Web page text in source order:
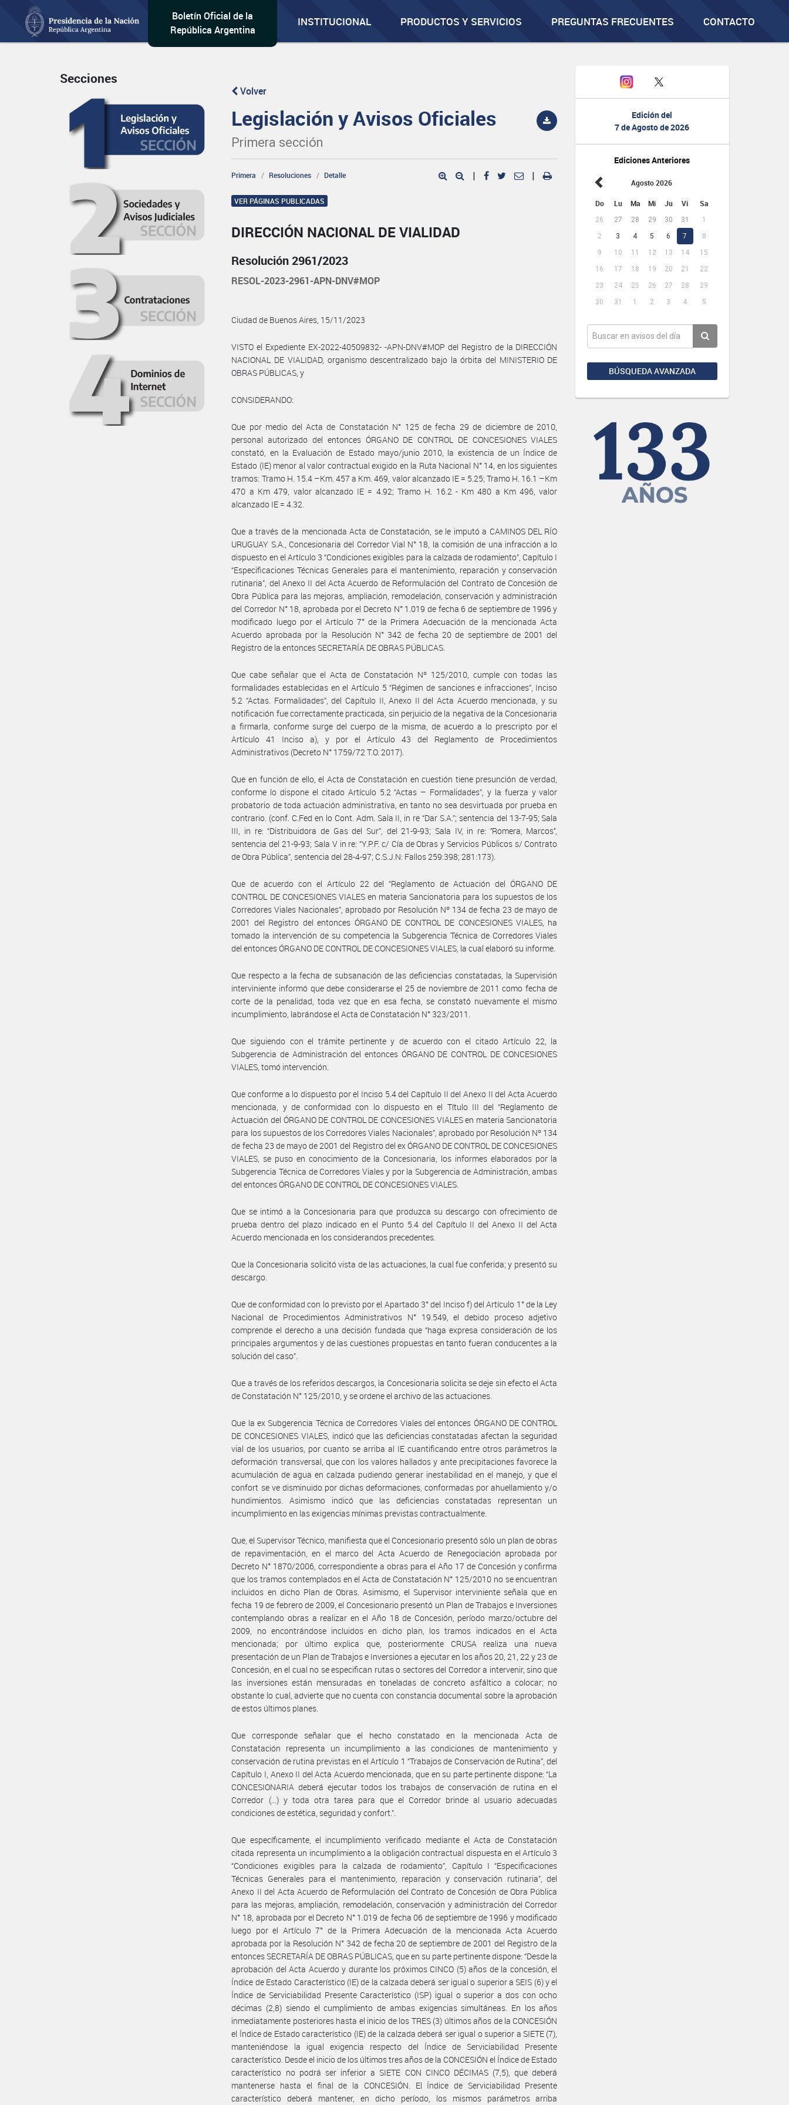
Boletín Oficial de la
República Argentina
INSTITUCIONAL PRODUCTOS Y SERVICIOS PREGUNTAS FRECUENTES CONTACTO
Edición del
7 de Agosto de 2026
Ediciones Anteriores
Agosto 2026
Do Lu Ma Mi Ju Vi Sa
26 27 28 29 30 31
1
2
3 4 5 6 7
8
9
10 11 12 13 14
15
16
17 18 19 20 21
22
23
24 25 26 27 28
29
30
31 1 2 3 4 5
BÚSQUEDA AVANZADA
Secciones
Volver
Legislación y Avisos Oficiales
Primera sección
Primera Resoluciones Detalle | |
VER PÁGINAS PUBLICADAS
DIRECCIÓN NACIONAL DE VIALIDAD
Resolución 2961/2023
RESOL-2023-2961-APN-DNV#MOP
Ciudad de Buenos Aires, 15/11/2023
VISTO el Expediente EX-2022-40509832- -APN-DNV#MOP del Registro de la DIRECCIÓN
NACIONAL DE VIALIDAD, organismo descentralizado bajo la órbita del MINISTERIO DE
OBRAS PÚBLICAS, y
CONSIDERANDO:
Que por medio del Acta de Constatación N° 125 de fecha 29 de diciembre de 2010,
personal autorizado del entonces ÓRGANO DE CONTROL DE CONCESIONES VIALES
constató, en la Evaluación de Estado mayo/junio 2010, la existencia de un Índice de
Estado (IE) menor al valor contractual exigido en la Ruta Nacional N° 14, en los siguientes
tramos: Tramo H. 15.4 –Km. 457 a Km. 469, valor alcanzado IE = 5.25; Tramo H. 16.1 –Km
470 a Km 479, valor alcanzado IE = 4.92; Tramo H. 16.2 - Km 480 a Km 496, valor
alcanzado IE = 4.32.
Que a través de la mencionada Acta de Constatación, se le imputó a CAMINOS DEL RÍO
URUGUAY S.A., Concesionaria del Corredor Vial N° 18, la comisión de una infracción a lo
dispuesto en el Artículo 3 “Condiciones exigibles para la calzada de rodamiento”, Capítulo I
“Especificaciones Técnicas Generales para el mantenimiento, reparación y conservación
rutinaria”, del Anexo II del Acta Acuerdo de Reformulación del Contrato de Concesión de
Obra Pública para las mejoras, ampliación, remodelación, conservación y administración
del Corredor N° 18, aprobada por el Decreto N° 1.019 de fecha 6 de septiembre de 1996 y
modificado luego por el Artículo 7° de la Primera Adecuación de la mencionada Acta
Acuerdo aprobada por la Resolución N° 342 de fecha 20 de septiembre de 2001 del
Registro de la entonces SECRETARÍA DE OBRAS PÚBLICAS.
Que cabe señalar que el Acta de Constatación Nº 125/2010, cumple con todas las
formalidades establecidas en el Artículo 5 “Régimen de sanciones e infracciones”, Inciso
5.2 “Actas. Formalidades”, del Capítulo II, Anexo II del Acta Acuerdo mencionada, y su
notificación fue correctamente practicada, sin perjuicio de la negativa de la Concesionaria
a firmarla, conforme surge del cuerpo de la misma, de acuerdo a lo prescripto por el
Artículo 41 Inciso a), y por el Artículo 43 del Reglamento de Procedimientos
Administrativos (Decreto N° 1759/72 T.O. 2017).
Que en función de ello, el Acta de Constatación en cuestión tiene presunción de verdad,
conforme lo dispone el citado Artículo 5.2 “Actas – Formalidades”, y la fuerza y valor
probatorio de toda actuación administrativa, en tanto no sea desvirtuada por prueba en
contrario. (conf. C.Fed en lo Cont. Adm. Sala II, in re “Dar S.A.”; sentencia del 13-7-95; Sala
III, in re: “Distribuidora de Gas del Sur”, del 21-9-93; Sala IV, in re: ‘’Romera, Marcos’’,
sentencia del 21-9-93; Sala V in re: “Y.P.F. c/ Cía de Obras y Servicios Públicos s/ Contrato
de Obra Pública”, sentencia del 28-4-97; C.S.J.N: Fallos 259:398; 281:173).
Que de acuerdo con el Artículo 22 del “Reglamento de Actuación del ÓRGANO DE
CONTROL DE CONCESIONES VIALES en materia Sancionatoria para los supuestos de los
Corredores Viales Nacionales”, aprobado por Resolución Nº 134 de fecha 23 de mayo de
2001 del Registro del entonces ÓRGANO DE CONTROL DE CONCESIONES VIALES, ha
tomado la intervención de su competencia la Subgerencia Técnica de Corredores Viales
del entonces ÓRGANO DE CONTROL DE CONCESIONES VIALES, la cual elaboró su informe.
Que respecto a la fecha de subsanación de las deficiencias constatadas, la Supervisión
interviniente informó que debe considerarse el 25 de noviembre de 2011 como fecha de
corte de la penalidad, toda vez que en esa fecha, se constató nuevamente el mismo
incumplimiento, labrándose el Acta de Constatación N° 323/2011.
Que siguiendo con el trámite pertinente y de acuerdo con el citado Artículo 22, la
Subgerencia de Administración del entonces ÓRGANO DE CONTROL DE CONCESIONES
VIALES, tomó intervención.
Que conforme a lo dispuesto por el Inciso 5.4 del Capítulo II del Anexo II del Acta Acuerdo
mencionada, y de conformidad con lo dispuesto en el Título III del “Reglamento de
Actuación del ÓRGANO DE CONTROL DE CONCESIONES VIALES en materia Sancionatoria
para los supuestos de los Corredores Viales Nacionales”, aprobado por Resolución Nº 134
de fecha 23 de mayo de 2001 del Registro del ex ÓRGANO DE CONTROL DE CONCESIONES
VIALES, se puso en conocimiento de la Concesionaria, los informes elaborados por la
Subgerencia Técnica de Corredores Viales y por la Subgerencia de Administración, ambas
del entonces ÓRGANO DE CONTROL DE CONCESIONES VIALES.
Que se intimó a la Concesionaria para que produzca su descargo con ofrecimiento de
prueba dentro del plazo indicado en el Punto 5.4 del Capítulo II del Anexo II del Acta
Acuerdo mencionada en los considerandos precedentes.
Que la Concesionaria solicitó vista de las actuaciones, la cual fue conferida; y presentó su
descargo.
Que de conformidad con lo previsto por el Apartado 3° del Inciso f) del Artículo 1° de la Ley
Nacional de Procedimientos Administrativos N° 19.549, el debido proceso adjetivo
comprende el derecho a una decisión fundada que “haga expresa consideración de los
principales argumentos y de las cuestiones propuestas en tanto fueran conducentes a la
solución del caso”.
Que a través de los referidos descargos, la Concesionaria solicita se deje sin efecto el Acta
de Constatación N° 125/2010, y se ordene el archivo de las actuaciones.
Que la ex Subgerencia Técnica de Corredores Viales del entonces ÓRGANO DE CONTROL
DE CONCESIONES VIALES, indicó que las deficiencias constatadas afectan la seguridad
vial de los usuarios, por cuanto se arriba al IE cuantificando entre otros parámetros la
deformación transversal, que con los valores hallados y ante precipitaciones favorece la
acumulación de agua en calzada pudiendo generar inestabilidad en el manejo, y que el
confort se ve disminuido por dichas deformaciones, conformadas por ahuellamiento y/o
hundimientos. Asimismo indicó que las deficiencias constatadas representan un
incumplimiento en las exigencias mínimas previstas contractualmente.
Que, el Supervisor Técnico, manifiesta que el Concesionario presentó sólo un plan de obras
de repavimentación, en el marco del Acta Acuerdo de Renegociación aprobada por
Decreto N° 1870/2006, correspondiente a obras para el Año 17 de Concesión y confirma
que los tramos contemplados en el Acta de Constatación N° 125/2010 no se encuentran
incluidos en dicho Plan de Obras. Asimismo, el Supervisor interviniente señala que en
fecha 19 de febrero de 2009, el Concesionario presentó un Plan de Trabajos e Inversiones
contemplando obras a realizar en el Año 18 de Concesión, período marzo/octubre del
2009, no encontrándose incluidos en dicho plan, los tramos indicados en el Acta
mencionada; por último explica que, posteriormente CRUSA realiza una nueva
presentación de un Plan de Trabajos e Inversiones a ejecutar en los años 20, 21, 22 y 23 de
Concesión, en el cual no se especifican rutas o sectores del Corredor a intervenir, sino que
las inversiones están mensuradas en toneladas de concreto asfáltico a colocar; no
obstante lo cual, advierte que no cuenta con constancia documental sobre la aprobación
de estos últimos planes.
Que corresponde señalar que el hecho constatado en la mencionada Acta de
Constatación representa un incumplimiento a las condiciones de mantenimiento y
conservación de rutina previstas en el Artículo 1 “Trabajos de Conservación de Rutina”, del
Capítulo I, Anexo II del Acta Acuerdo mencionada, que en su parte pertinente dispone: “La
CONCESIONARIA deberá ejecutar todos los trabajos de conservación de rutina en el
Corredor (…) y toda otra tarea para que el Corredor brinde al usuario adecuadas
condiciones de estética, seguridad y confort.”.
Que específicamente, el incumplimiento verificado mediante el Acta de Constatación
citada representa un incumplimiento a la obligación contractual dispuesta en el Artículo 3
“Condiciones exigibles para la calzada de rodamiento”, Capítulo I “Especificaciones
Técnicas Generales para el mantenimiento, reparación y conservación rutinaria”, del
Anexo II del Acta Acuerdo de Reformulación del Contrato de Concesión de Obra Pública
para las mejoras, ampliación, remodelación, conservación y administración del Corredor
N° 18, aprobada por el Decreto N° 1.019 de fecha 06 de septiembre de 1996 y modificado
luego por el Artículo 7° de la Primera Adecuación de la mencionada Acta Acuerdo
aprobada por la Resolución N° 342 de fecha 20 de septiembre de 2001 del Registro de la
entonces SECRETARÍA DE OBRAS PÚBLICAS, que en su parte pertinente dispone: “Desde la
aprobación del Acta Acuerdo y durante los próximos CINCO (5) años de la concesión, el
Índice de Estado Característico (IE) de la calzada deberá ser igual o superior a SEIS (6) y el
Índice de Serviciabilidad Presente Característico (ISP) igual o superior a dos con ocho
décimas (2,8) siendo el cumplimiento de ambas exigencias simultáneas. En los años
inmediatamente posteriores hasta el inicio de los TRES (3) últimos años de la CONCESIÓN
el Índice de Estado característico (IE) de la calzada deberá ser igual o superior a SIETE (7),
manteniéndose la igual exigencia respecto del Índice de Serviciabilidad Presente
característico. Desde el inicio de los últimos tres años de la CONCESIÓN el Índice de Estado
característico no podrá ser inferior a SIETE CON CINCO DÉCIMAS (7,5), que deberá
mantenerse hasta el final de la CONCESIÓN. El Índice de Serviciabilidad Presente
característico deberá mantener, en dicho período, los mismos parámetros arriba